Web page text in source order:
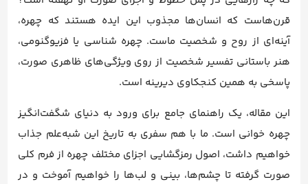
قرن‌هاست که انسان‌ها مجذوب این ایده هستند که چهره،
آینه‌ای از روح و شخصیت ماست. چهره شناسی یا فزیوگنومی،
هنر باستانی تفسیر شخصیت از روی ویژگی‌های ظاهری صورت،
پاسخی به همین کنجکاوی دیرینه است.
این مقاله، یک راهنمای جامع برای ورود به دنیای شگفت‌انگیز
چهره خوانی است. ما با هم سفری به تاریخ این شبه‌علم جذاب
خواهیم داشت، اصول رمزگشایی اجزای مختلف چهره از فرم کلی
صورت گرفته تا چشم‌ها، بینی و لب‌ها را خواهیم آموخت و در